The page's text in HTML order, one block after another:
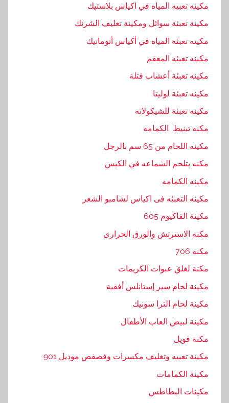
ا
ل
د
س
,
ا
ب
ا
ك
ت
و
ر
ي
خ
ا
ت
مكينه تعبيه المياه في اكياس بلاستيك
مكينة تعبئة سوائل ومكينة تغليف الشرنك
مكينه تعبئه المياه في أكياس أتوماتيك
مكينه تعبئه المعقم
مكينه تعبئة أعشاب فتلة
مكينه تعبئة لوليتا
مكينه تعبئة للشيكولاته
مكنه تبنيط الكمامه
مكينه اللحام من 65 سم بالرجل
مكنه بتلحم الشماعه في الكيس
مكينه الكمامه
مكينه التعبئه فى اكياس لشامبو الشعر
مكينة الفاكيوم 605
مكنه الاسترتش والورق الحرارى
مكنه 706
مكنة لغلق عبوات الكريمات
مكينة لحام سير إستانلس أفقية
مكينة لحام الترا سونيك
مكينة لبيض العاب الأطفال
مكنة فويل
مكينة تعبيه وتغليف مكسرات وفصفص موديل 901
مكينة الكمامات
مكينات البطاطس